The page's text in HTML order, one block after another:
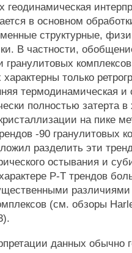
геодинамическая
в основном
структурные,
В частности,
только
термодинамическая и
полностью затерта
на пике
-90 гранулитовых
разделить эти
остывания и
Р-Т трендов
(см. обзоры
данных обычно